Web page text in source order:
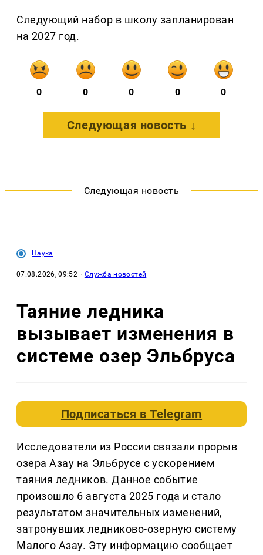
Следующий набор в школу запланирован
на 2027 год.
0 0 0 0 0
Следующая новость ↓
Следующая новость
Наука
07.08.2026, 09:52 · Служба новостей
Таяние ледника
вызывает изменения в
системе озер Эльбруса
Подписаться вTelegram
Исследователи из России связали прорыв
озера Азау на Эльбрусе с ускорением
таяния ледников. Данное событие
произошло 6 августа 2025 года и стало
результатом значительных изменений,
затронувших ледниково-озерную систему
Малого Азау. Эту информацию сообщает